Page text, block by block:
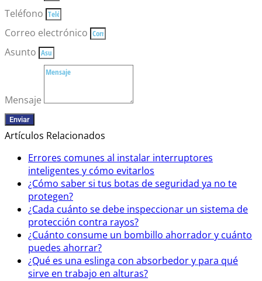
Teléfono
Correo electrónico
Asunto
Mensaje
Enviar
Artículos Relacionados
Errores comunes al instalar interruptores
inteligentes y cómo evitarlos
¿Cómo saber si tus botas de seguridad ya no te
protegen?
¿Cada cuánto se debe inspeccionar un sistema de
protección contra rayos?
¿Cuánto consume un bombillo ahorrador y cuánto
puedes ahorrar?
¿Qué es una eslinga con absorbedor y para qué
sirve en trabajo en alturas?